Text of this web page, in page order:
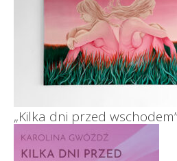
„Kilka dni przed